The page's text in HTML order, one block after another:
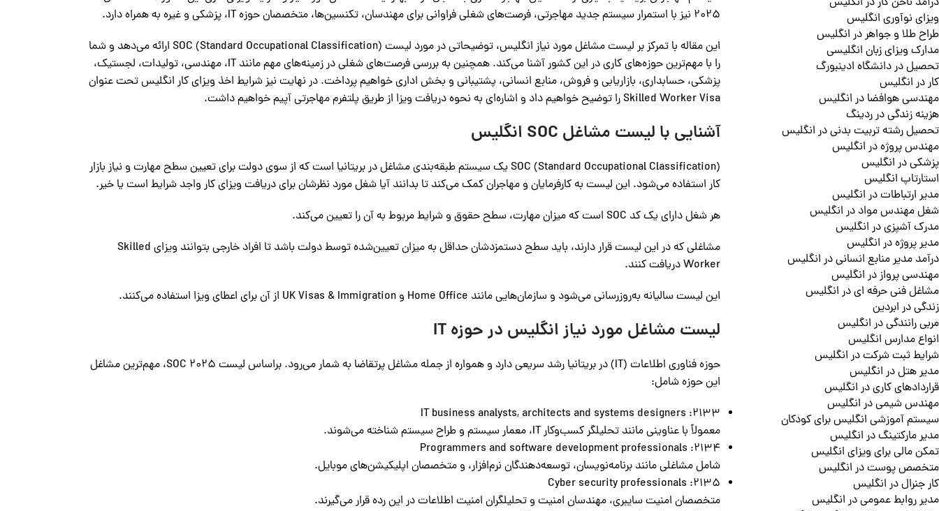
ویزای نوآوری انگلیس
طراح طلا و جواهر در انگلیس
مدارک ویزای زبان انگلیسی
تحصیل در دانشگاه ادینبورگ
کار در انگلیس
مهندسی هوافضا در انگلیس
هزینه زندگی در ردینگ
تحصیل رشته تربیت بدنی در انگلیس
مهندس پروژه در انگلیس
پزشکی در انگلیس
استارتاپ انگلیس
مدیر ارتباطات در انگلیس
شغل مهندس مواد در انگلیس
مدرک آشپزی در انگلیس
مدیر پروژه در انگلیس
درآمد مدیر منابع انسانی در انگلیس
مهندسی پرواز در انگلیس
مشاغل فنی حرفه ای در انگلیس
زندگی در ابردین
مربی رانندگی در انگلیس
انواع مدارس انگلیس
شرایط ثبت شرکت در انگلیس
مدیر هتل در انگلیس
قراردادهای کاری در انگلیس
مهندس شیمی در انگلیس
سیستم آموزشی انگلیس برای کودکان
مدیر مارکتینگ در انگلیس
تمکن مالی برای ویزای انگلیس
متخصص پوست در انگلیس
کار جنرال در انگلیس
مدیر روابط عمومی در انگلیس
2025 نیز با استمرار سیستم جدید مهاجرتی، فرصت‌های شغلی فراوانی برای مهندسان، تکنسین‌ها، متخصصان حوزه IT، پزشکی و غیره به همراه دارد.
این مقاله با تمرکز بر لیست مشاغل مورد نیاز انگلیس، توضیحاتی در مورد لیست SOC (Standard Occupational Classification) ارائه می‌دهد و شما
را با مهم‌ترین حوزه‌های کاری در این کشور آشنا می‌کند. همچنین به بررسی فرصت‌های شغلی در زمینه‌های مهم مانند IT، مهندسی، تولیدات، لجستیک،
پزشکی، حسابداری، بازاریابی و فروش، منابع انسانی، پشتیبانی و بخش اداری خواهیم پرداخت. در نهایت نیز شرایط اخذ ویزای کار انگلیس تحت عنوان
Skilled Worker Visa را توضیح خواهیم داد و اشاره‌ای به نحوه دریافت ویزا از طریق پلتفرم مهاجرتی آپیم خواهیم داشت.
آشنایی با لیست مشاغل SOC انگلیس
SOC (Standard Occupational Classification) یک سیستم طبقه‌بندی مشاغل در بریتانیا است که از سوی دولت برای تعیین سطح مهارت و نیاز بازار
کار استفاده می‌شود. این لیست به کارفرمایان و مهاجران کمک می‌کند تا بدانند آیا شغل مورد نظرشان برای دریافت ویزای کار واجد شرایط است یا خیر.
هر شغل دارای یک کد SOC است که میزان مهارت، سطح حقوق و شرایط مربوط به آن را تعیین می‌کند.
مشاغلی که در این لیست قرار دارند، باید سطح دستمزدشان حداقل به میزان تعیین‌شده توسط دولت باشد تا افراد خارجی بتوانند ویزای Skilled
Worker دریافت کنند.
این لیست سالیانه به‌روزرسانی می‌شود و سازمان‌هایی مانند Home Office و UK Visas & Immigration از آن برای اعطای ویزا استفاده می‌کنند.
لیست مشاغل مورد نیاز انگلیس در حوزه IT
حوزه فناوری اطلاعات (IT) در بریتانیا رشد سریعی دارد و همواره از جمله مشاغل پرتقاضا به شمار می‌رود. براساس لیست SOC 2025، مهم‌ترین مشاغل
این حوزه شامل:
2133: IT business analysts, architects and systems designers
معمولاً با عناوینی مانند تحلیلگر کسب‌وکار IT، معمار سیستم و طراح سیستم شناخته می‌شوند.
2134: Programmers and software development professionals
شامل مشاغلی مانند برنامه‌نویسان، توسعه‌دهندگان نرم‌افزار، و متخصصان اپلیکیشن‌های موبایل.
2135: Cyber security professionals
متخصصان امنیت سایبری، مهندسان امنیت و تحلیلگران امنیت اطلاعات در این رده قرار می‌گیرند.